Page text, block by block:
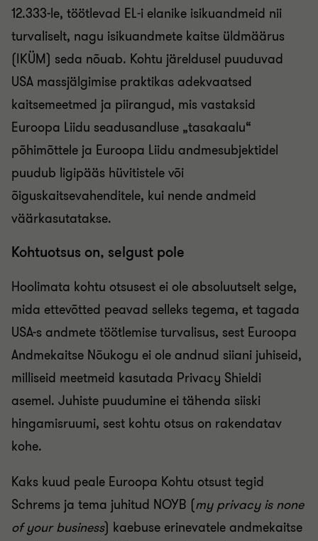
12.333-le, töötlevad EL-i elanike isikuandmeid nii
turvaliselt, nagu isikuandmete kaitse üldmäärus
(IKÜM) seda nõuab. Kohtu järeldusel puuduvad
USA massjälgimise praktikas adekvaatsed
kaitsemeetmed ja piirangud, mis vastaksid
Euroopa Liidu seadusandluse „tasakaalu“
põhimõttele ja Euroopa Liidu andmesubjektidel
puudub ligipääs hüvitistele või
õiguskaitsevahenditele, kui nende andmeid
väärkasutatakse.
Kohtuotsus on, selgust pole
Hoolimata kohtu otsusest ei ole absoluutselt selge,
mida ettevõtted peavad selleks tegema, et tagada
USA-s andmete töötlemise turvalisus, sest Euroopa
Andmekaitse Nõukogu ei ole andnud siiani juhiseid,
milliseid meetmeid kasutada Privacy Shieldi
asemel. Juhiste puudumine ei tähenda siiski
hingamisruumi, sest kohtu otsus on rakendatav
kohe.
Kaks kuud peale Euroopa Kohtu otsust tegid
Schrems ja tema juhitud NOYB (my privacy is none
of your business) kaebuse erinevatele andmekaitse